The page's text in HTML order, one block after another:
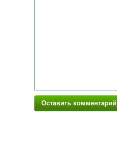
Оставить комментарий